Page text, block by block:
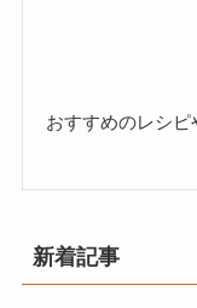
おすすめのレシピ
新着記事